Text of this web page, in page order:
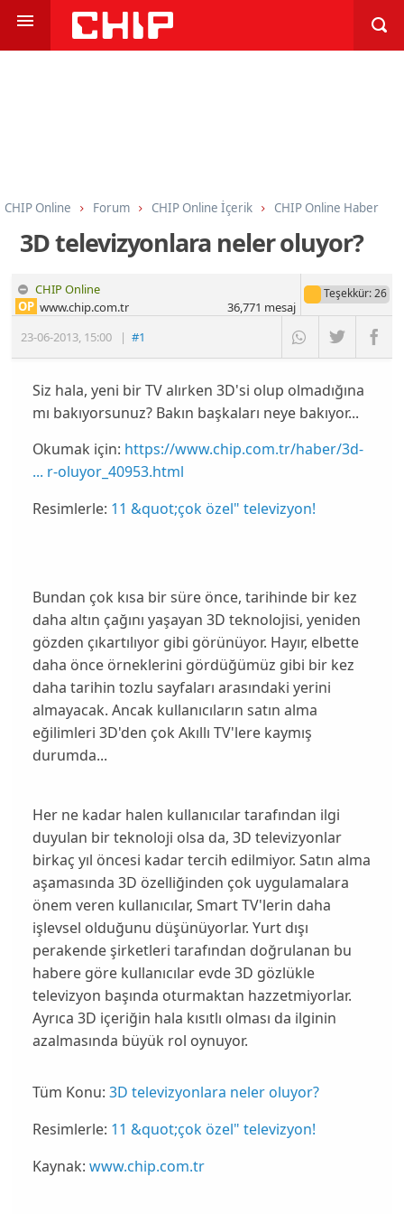
CHIP Online Forum CHIP Online İçerik CHIP Online Haber
3D televizyonlara neler oluyor?
CHIP Online
23-06-2013, 15:00 |#1
OP www.chip.com.tr
Teşekkür: 26
36,771 mesaj
Siz hala, yeni bir TV alırken 3D'si olup olmadığına
mı bakıyorsunuz? Bakın başkaları neye bakıyor...
Okumak için: https://www.chip.com.tr/haber/3d-
... r-oluyor_40953.html
Resimlerle: 11 &quot;çok özel" televizyon!
Bundan çok kısa bir süre önce, tarihinde bir kez
daha altın çağını yaşayan 3D teknolojisi, yeniden
gözden çıkartılıyor gibi görünüyor. Hayır, elbette
daha önce örneklerini gördüğümüz gibi bir kez
daha tarihin tozlu sayfaları arasındaki yerini
almayacak. Ancak kullanıcıların satın alma
eğilimleri 3D'den çok Akıllı TV'lere kaymış
durumda...
Her ne kadar halen kullanıcılar tarafından ilgi
duyulan bir teknoloji olsa da, 3D televizyonlar
birkaç yıl öncesi kadar tercih edilmiyor. Satın alma
aşamasında 3D özelliğinden çok uygulamalara
önem veren kullanıcılar, Smart TV'lerin daha
işlevsel olduğunu düşünüyorlar. Yurt dışı
perakende şirketleri tarafından doğrulanan bu
habere göre kullanıcılar evde3D gözlükle
televizyon başında oturmaktan hazzetmiyorlar.
Ayrıca 3D içeriğin hala kısıtlı olması da ilginin
azalmasında büyük rol oynuyor.
Tüm Konu: 3D televizyonlara neler oluyor?
Resimlerle: 11 &quot;çok özel" televizyon!
Kaynak: www.chip.com.tr